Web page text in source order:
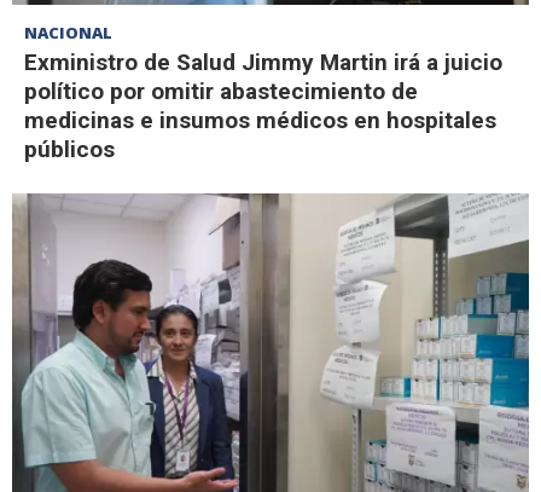
NACIONAL
Exministro de Salud Jimmy Martin irá a juicio
político por omitir abastecimiento de
medicinas e insumos médicos en hospitales
públicos